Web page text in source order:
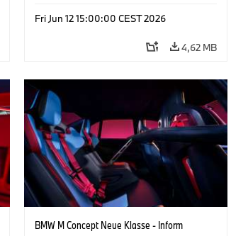
Fri Jun 12 15:00:00 CEST 2026
4,62 MB
BMW M Concept Neue Klasse - Inform